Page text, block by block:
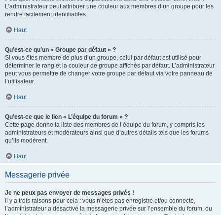
L’administrateur peut attribuer une couleur aux membres d’un groupe pour les
rendre facilement identifiables.
Haut
Qu’est-ce qu’un « Groupe par défaut » ?
Si vous êtes membre de plus d’un groupe, celui par défaut est utilisé pour
déterminer le rang et la couleur de groupe affichés par défaut. L’administrateur
peut vous permettre de changer votre groupe par défaut via votre panneau de
l’utilisateur.
Haut
Qu’est-ce que le lien « L’équipe du forum » ?
Cette page donne la liste des membres de l’équipe du forum, y compris les
administrateurs et modérateurs ainsi que d’autres détails tels que les forums
qu’ils modèrent.
Haut
Messagerie privée
Je ne peux pas envoyer de messages privés !
Il y a trois raisons pour cela : vous n’êtes pas enregistré et/ou connecté,
l’administrateur a désactivé la messagerie privée sur l’ensemble du forum, ou